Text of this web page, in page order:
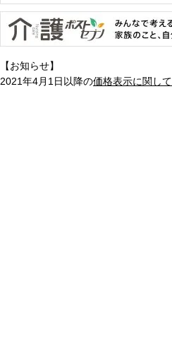
【お知らせ】
2021年4月1日以降の価格表示に関して